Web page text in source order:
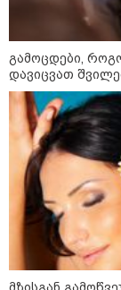
გამოცდები,
დავიცვათ